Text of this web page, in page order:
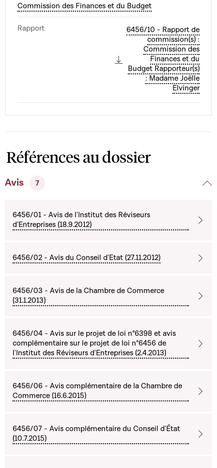
Commission des Finances et du Budget
Rapport
6456/10 - Rapport de
commission(s) :
Commission des
Finances et du
Budget Rapporteur(s)
: Madame Joëlle
Elvinger
Références au dossier
Avis 7
6456/01 - Avis de l'Institut des Réviseurs
d'Entreprises (18.9.2012)
6456/02 - Avis du Conseil d'Etat (27.11.2012)
6456/03 - Avis de la Chambre de Commerce
(31.1.2013)
6456/04 - Avis sur le projet de loi n°6398 et avis
complémentaire sur le projet de loi n°6456 de
l'Institut des Réviseurs d'Entreprises (2.4.2013)
6456/06 - Avis complémentaire de la Chambre de
Commerce (16.6.2015)
6456/07 - Avis complémentaire du Conseil d'État
(10.7.2015)